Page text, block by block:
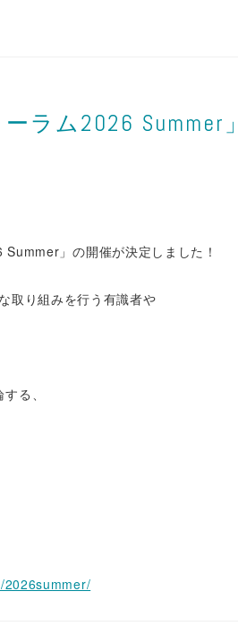
ラム2026 Summer
」の開催が決定しました！
取り組みを行う有識者や
る、